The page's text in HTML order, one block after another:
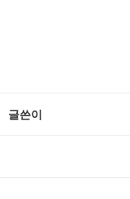
글쓴이